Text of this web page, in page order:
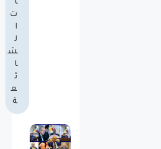
ا
ت
ا
ل
ش
ا
ئ
ع
ة